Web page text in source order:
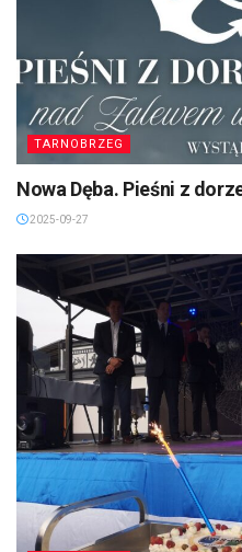
TARNOBRZEG
Nowa Dęba. Pieśni z
2025-09-27